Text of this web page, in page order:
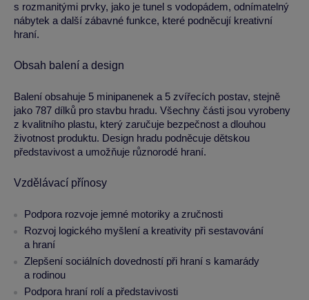
s rozmanitými prvky, jako je tunel s vodopádem, odnímatelný
nábytek a další zábavné funkce, které podněcují kreativní
hraní.
Obsah balení a design
Balení obsahuje 5 minipanenek a 5 zvířecích postav, stejně
jako 787 dílků pro stavbu hradu. Všechny části jsou vyrobeny
z kvalitního plastu, který zaručuje bezpečnost a dlouhou
životnost produktu. Design hradu podněcuje dětskou
představivost a umožňuje různorodé hraní.
Vzdělávací přínosy
Podpora rozvoje jemné motoriky a zručnosti
Rozvoj logického myšlení a kreativity při sestavování
a hraní
Zlepšení sociálních dovedností při hraní s kamarády
a rodinou
Podpora hraní rolí a představivosti